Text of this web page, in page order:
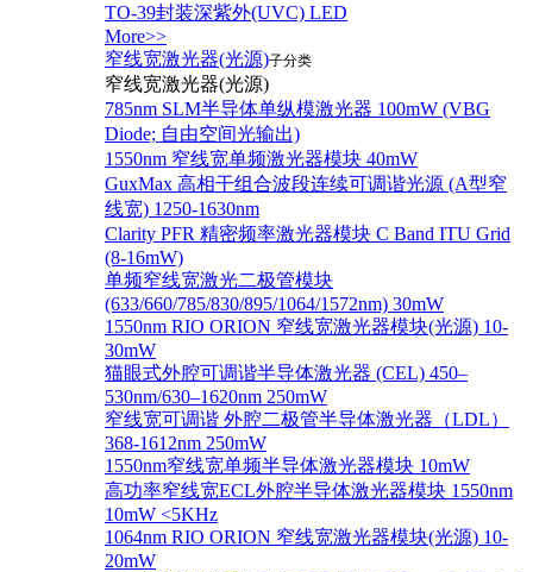
TO-39封装深紫外(UVC) LED
More>>
窄线宽激光器(光源)子分类
窄线宽激光器(光源)
785nm SLM半导体单纵模激光器 100mW (VBG
Diode; 自由空间光输出)
1550nm 窄线宽单频激光器模块 40mW
GuxMax 高相干组合波段连续可调谐光源 (A型窄
线宽) 1250-1630nm
Clarity PFR 精密频率激光器模块 C Band ITU Grid
(8-16mW)
单频窄线宽激光二极管模块
(633/660/785/830/895/1064/1572nm) 30mW
1550nm RIO ORION 窄线宽激光器模块(光源) 10-
30mW
猫眼式外腔可调谐半导体激光器 (CEL) 450–
530nm/630–1620nm 250mW
窄线宽可调谐 外腔二极管半导体激光器（LDL）
368-1612nm 250mW
1550nm窄线宽单频半导体激光器模块 10mW
高功率窄线宽ECL外腔半导体激光器模块 1550nm
10mW <5KHz
1064nm RIO ORION 窄线宽激光器模块(光源) 10-
20mW